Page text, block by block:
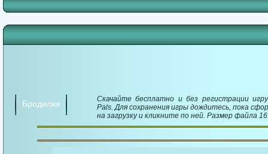
Бродилки
Скачайте бесплатно и без регистрации
Pals. Для сохранения игры дождитесь, пока
на загрузку и кликните по ней. Размер файла